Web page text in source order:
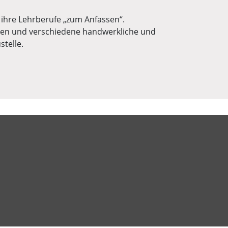
Lehrberufe „zum Anfassen“.
und verschiedene handwerkliche und